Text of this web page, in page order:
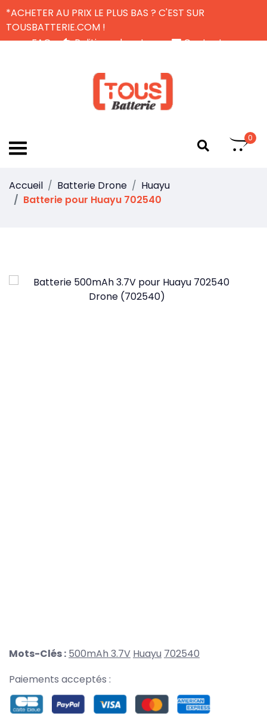
*ACHETER AU PRIX LE PLUS BAS ? C'EST SUR
TOUSBATTERIE.COM !
FAQ
Politique de retour
Contactez-nous
0
Accueil Batterie Drone
Huayu
Batterie pour Huayu 702540
Mots-Clés : 500mAh 3.7V Huayu 702540
Paiements acceptés :